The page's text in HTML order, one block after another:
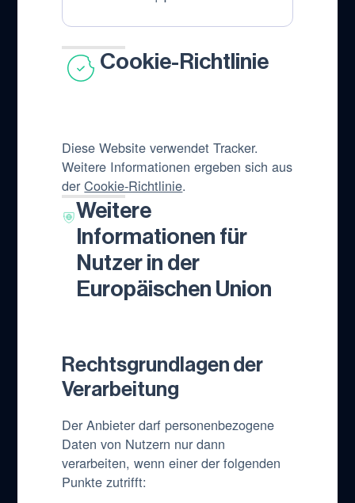
Cookie-Richtlinie
Diese Website verwendet Tracker.
Weitere Informationen ergeben sich aus
derCookie-Richtlinie.
Weitere
Informationen für
Nutzer in der
Europäischen Union
Rechtsgrundlagen der
Verarbeitung
Der Anbieter darf personenbezogene
Daten von Nutzern nur dann
verarbeiten, wenn einer der folgenden
Punkte zutrifft: